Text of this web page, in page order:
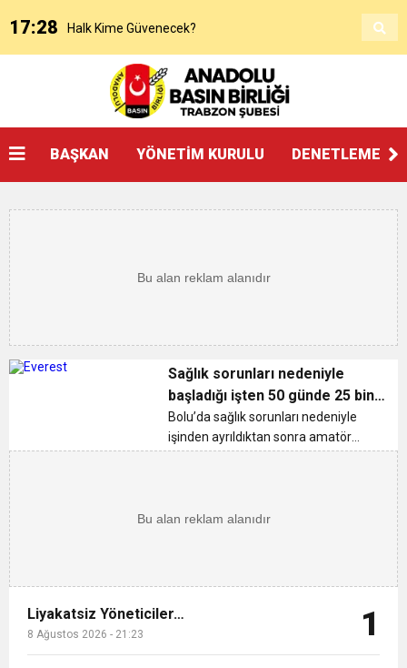
17:28 Halk Kime Güvenecek?
KANAAT TACİRLERİ
20:25
18:17
14:45
TS Divan Başkanlık Kurulunun Basın
12:17
TRABZONSPOR Ayhan Pala yazdı
21:23 Liyakatsiz Yöneticiler…
BAŞKAN YÖNETİM KURULU DENETLEME
Sağlık sorunları nedeniyle
başladığı işten 50 günde 25 bin
TL kazanıyor
Bolu’da sağlık sorunları nedeniyle
işinden ayrıldıktan sonra amatör
mantarın ilk hasadını yaptı. Demi...
Liyakatsiz Yöneticiler…
8 Ağustos 2026 - 21:23 1